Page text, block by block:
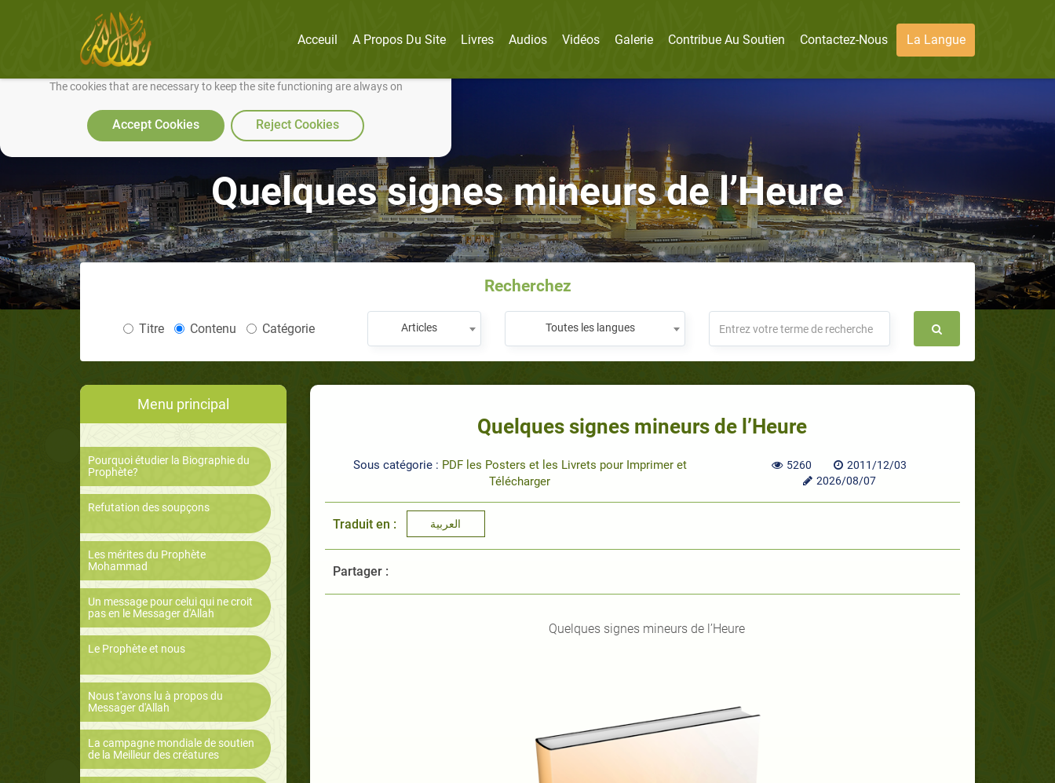
We use cookies to make our site work well for you and so we can continually improve it.
The cookies that are necessary to keep the site functioning are always on
Accept Cookies Reject Cookies
Acceuil A Propos Du Site Livres Audios Vidéos Galerie Contribue Au Soutien Contactez-Nous La Langue
Quelques signes mineurs de l’Heure
Recherchez
Titre Contenu Catégorie Articles Toutes les langues
Menu principal
Pourquoi étudier la Biographie du
Prophète?
Refutation des soupçons
Les mérites du Prophète
Mohammad
Un message pour celui qui ne croit
pas en le Messager d'Allah
Le Prophète et nous
Nous t'avons lu à propos du
Messager d'Allah
La campagne mondiale de soutien
de la Meilleur des créatures
Quelques signes mineurs de l’Heure
Sous catégorie : PDF les Posters et les Livrets pour Imprimer et
Télécharger
5260
2011/12/03
2026/08/07
Traduit en : العربية
Partager :
Quelques signes mineurs de l’Heure